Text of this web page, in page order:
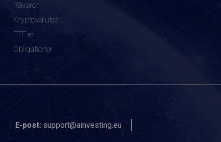
Råvaror
Kryptovalutor
ETF:er
Obligationer
E-post: support@ainvesting.eu